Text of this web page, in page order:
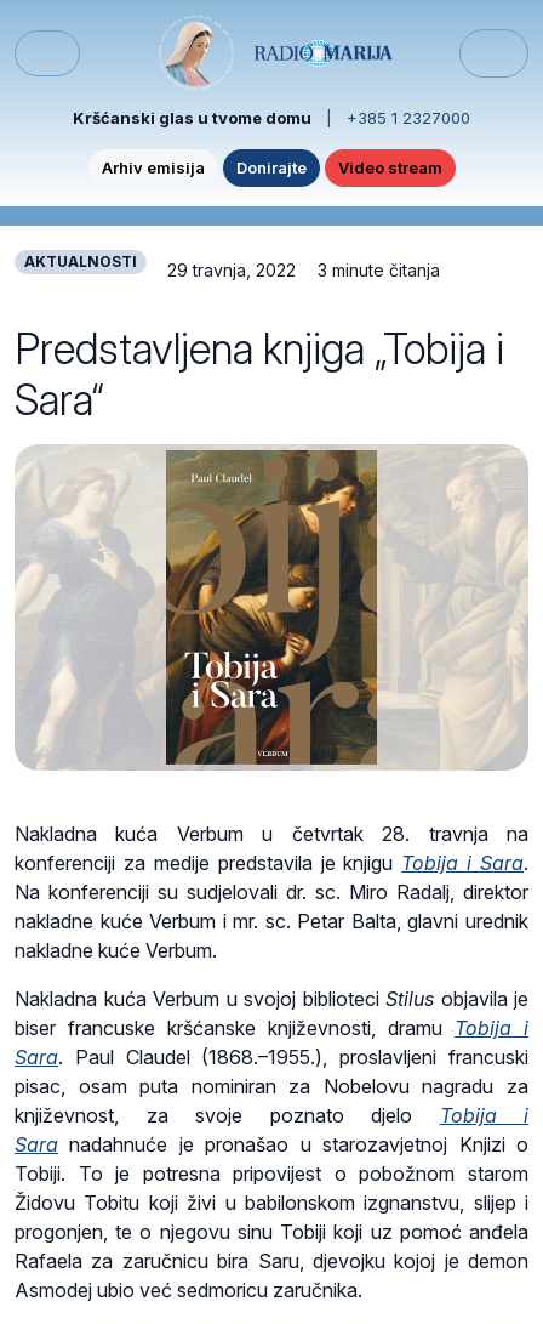
Menu
Kršćanski glas u tvome domu +385 1 2327000
Arhiv emisija Donirajte Video stream
AKTUALNOSTI 29 travnja, 2022 3 minute čitanja
Predstavljena knjiga „Tobija i
Sara“
Nakladna kuća Verbum u četvrtak 28. travnja na
konferenciji za medije predstavila je knjigu Tobija i Sara.
Na konferenciji su sudjelovali dr. sc. Miro Radalj, direktor
nakladne kuće Verbum i mr. sc. Petar Balta, glavni urednik
nakladne kuće Verbum.
Nakladna kuća Verbum u svojoj biblioteci Stilus objavila je
biser francuske kršćanske književnosti, dramu Tobija i
Sara. Paul Claudel (1868.–1955.), proslavljeni francuski
pisac, osam puta nominiran za Nobelovu nagradu za
književnost, za svoje poznato djelo Tobija i
Sara nadahnuće je pronašao u starozavjetnoj Knjizi o
Tobiji. To je potresna pripovijest o pobožnom starom
Židovu Tobitu koji živi u babilonskom izgnanstvu, slijep i
progonjen, te o njegovu sinu Tobiji koji uz pomoć anđela
Rafaela za zaručnicu bira Saru, djevojku kojoj je demon
Asmodej ubio već sedmoricu zaručnika.